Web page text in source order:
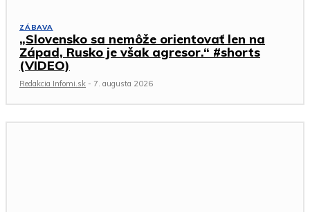
ZÁBAVA
„Slovensko sa nemôže orientovať len na
Západ, Rusko je však agresor.“ #shorts
(VIDEO)
Redakcia Infomi.sk - 7. augusta 2026